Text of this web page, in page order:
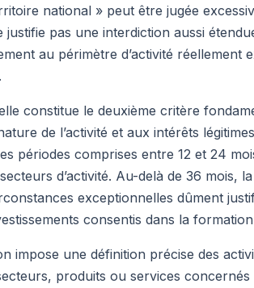
national » peut être jugée
pas une interdiction aussi
au périmètre d’activité réellement
constitue le deuxième critère
de l’activité et aux intérêts
périodes comprises entre 12 et 24
d’activité. Au-delà de 36 mois,
exceptionnelles dûment
consentis dans la
impose une définition précise des
produits ou services concernés